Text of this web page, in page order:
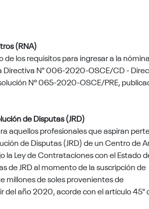
(RNA)
de losrequisitos para ingresar a la
Directiva N° 006-2020-OSCE/CD -
Nº 065-2020-OSCE/PRE,
de Disputas (JRD)
aquellos profesionales que aspiran
de Disputas (JRD) de un Centro de
la Ley de Contrataciones con el Estado
de JRD al momento de la suscripción de
millones de soles provenientes de
año 2020, acorde con el artículo 45°